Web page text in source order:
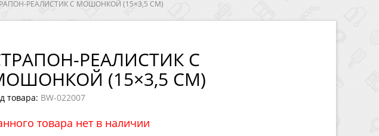
РЕАЛИСТИК С МОШОНКОЙ (15×3,5 СМ)
РЕАЛИСТИК С
(15×3,5 СМ)
товара: BW-022007
товара нет в наличии